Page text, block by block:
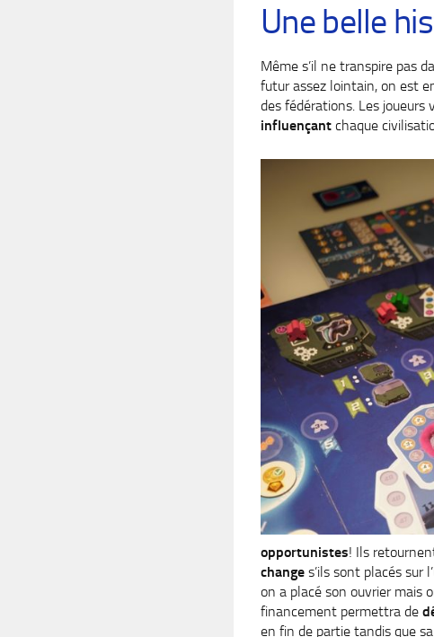
Une belle
Même s’il ne transpire pas
futur assez lointain, on est
des fédérations. Les joueurs
influençant chaque
opportunistes! Ils
change s’ils sont placés sur
on a placé son ouvrier mais
financement permettra de
en fin de partie tandis que